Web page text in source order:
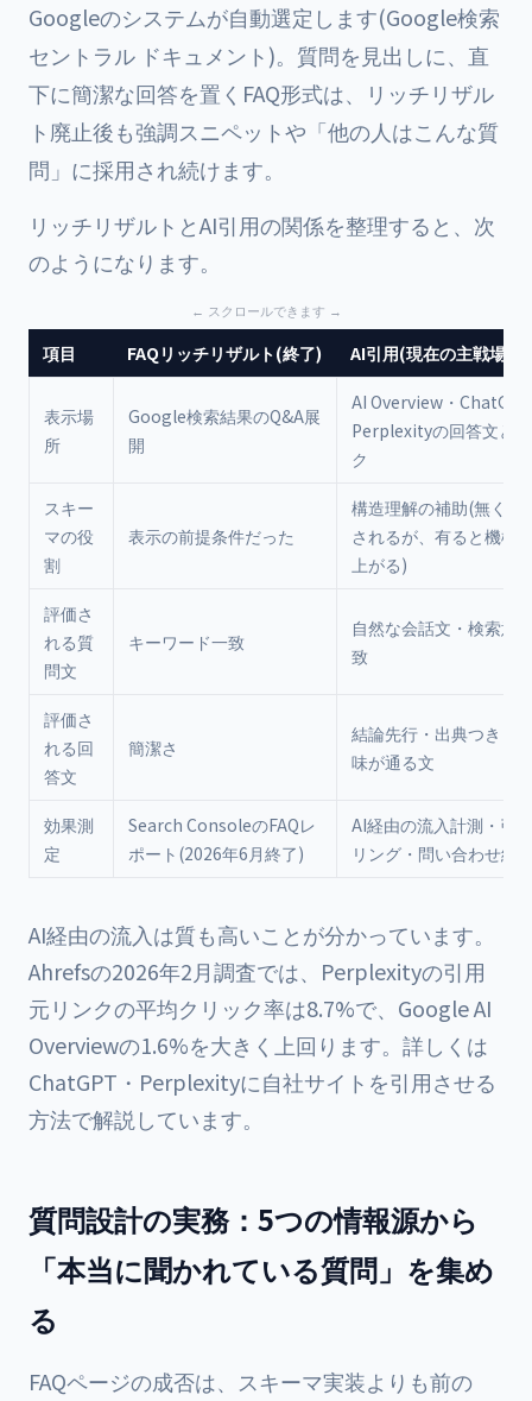
Googleのシステムが自動選定します(Google検索
セントラル ドキュメント)。質問を見出しに、直
下に簡潔な回答を置くFAQ形式は、リッチリザル
ト廃止後も強調スニペットや「他の人はこんな質
問」に採用され続けます。
リッチリザルトとAI引用の関係を整理すると、次
のようになります。
項目 FAQリッチリザルト(終了) AI引用(現在の主戦場)
表示場
所
Google検索結果のQ&A展
開
AI Overview・
Perplexityの回答文と
ク
スキー
マの役
割
表示の前提条件だった
構造理解の補助(無くて
されるが、有ると機械
上がる)
評価さ
れる質
問文
キーワード一致
自然な会話文・検索意
致
評価さ
れる回
答文
簡潔さ
結論先行・出典つき・
味が通る文
効果測
定
Search ConsoleのFAQレ
ポート(2026年6月終了)
AI経由の流入計測・引
リング・問い合わせ経
AI経由の流入は質も高いことが分かっています。
Ahrefsの2026年2月調査では、Perplexityの引用
元リンクの平均クリック率は8.7%で、Google AI
Overviewの1.6%を大きく上回ります。詳しくは
ChatGPT・Perplexityに自社サイトを引用させる
方法で解説しています。
質問設計の実務：5つの情報源から
「本当に聞かれている質問」を集め
る
FAQページの成否は、スキーマ実装よりも前の